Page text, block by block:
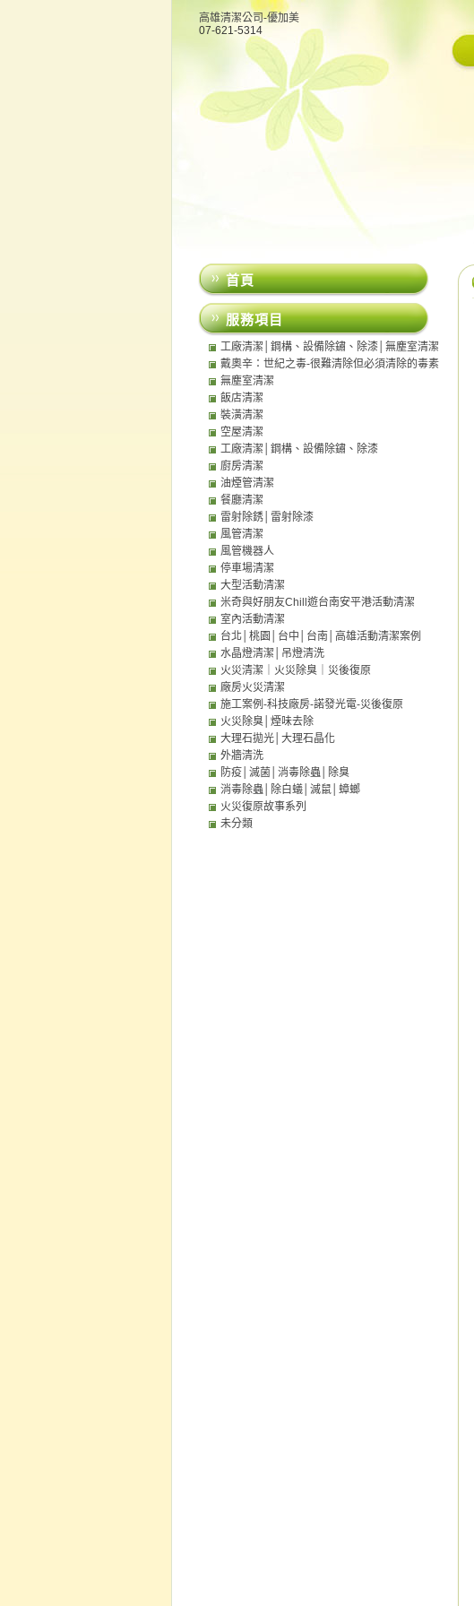
高雄清潔公司-優加美
07-621-5314
首頁
服務項目
工廠清潔│鋼構、設備除鏽、除漆│無塵室清潔
│中央廚房清潔
戴奧辛：世紀之毒-很難清除但必須清除的毒素
無塵室清潔
飯店清潔
裝潢清潔
空屋清潔
工廠清潔│鋼構、設備除鏽、除漆
廚房清潔
油煙管清潔
餐廳清潔
雷射除銹│雷射除漆
風管清潔
風管機器人
停車場清潔
大型活動清潔
米奇與好朋友Chill遊台南安平港活動清潔
室內活動清潔
台北│桃園│台中│台南│高雄活動清潔案例
水晶燈清潔│吊燈清洗
火災清潔｜火災除臭｜災後復原
廠房火災清潔
施工案例-科技廠房-諾發光電-災後復原
火災除臭│煙味去除
大理石拋光│大理石晶化
外牆清洗
防疫│滅菌│消毒除蟲│除臭
消毒除蟲│除白蟻│滅鼠│蟑螂
火災復原故事系列
未分類